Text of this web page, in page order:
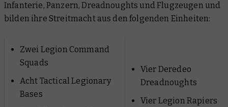
Infanterie, Panzern, DreadnoughtsundFlugzeugen und
bilden ihre Streitmacht aus den folgenden Einheiten:
Zwei Legion Command
Squads
Acht Tactical Legionary
Bases
Vier Deredeo
Dreadnoughts
Vier Legion Rapiers